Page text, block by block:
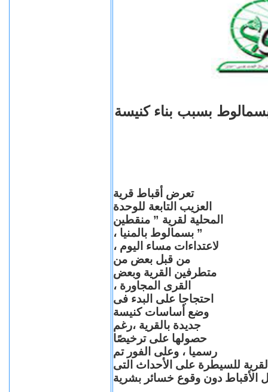
بسبب بناء كنيسة
تعرض أقباط قرية
العزيب التابعة للوحدة
المحلية لقرية ” منقطين
” بسمالوط بالمنيا ،
لاعتداءات مساء اليوم ،
من قبل بعض من
متطرفين القرية وبعض
القرى المجاورة ،
احتجاجا على البدء فى
وضع أساسات كنيسة
جديدة بالقرية ،رغم
حصولها على ترخيصًا
رسميا ، وعلى الفور تم
للسيطرة على الأحداث التى